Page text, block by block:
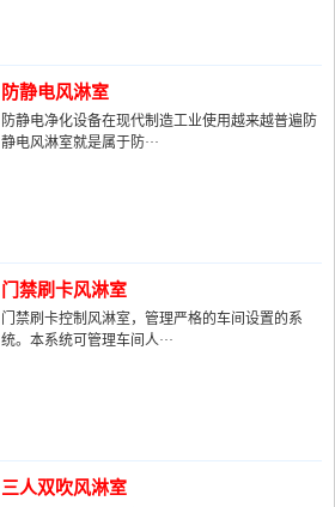
防静电风淋室
防静电净化设备在现代制造工业使用越来越普遍防
静电风淋室就是属于防···
门禁刷卡风淋室
门禁刷卡控制风淋室，管理严格的车间设置的系
统。本系统可管理车间人···
三人双吹风淋室